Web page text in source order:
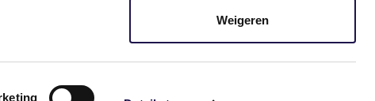
Weigeren